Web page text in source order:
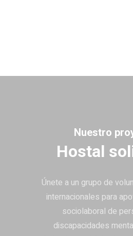
Nuestro
Hostal
Únete a un grupo de
internacionales para
sociolaboral de
discapacidades